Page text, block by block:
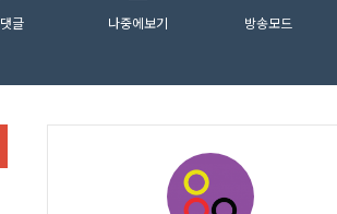
댓글 나중에보기 방송모드